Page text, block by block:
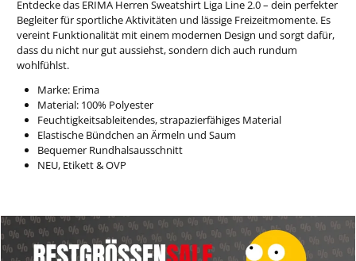
Entdecke das ERIMA Herren Sweatshirt Liga Line 2.0 – dein perfekter
Begleiter für sportliche Aktivitäten und lässige Freizeitmomente. Es
vereint Funktionalität mit einem modernen Design und sorgt dafür,
dass du nicht nur gut aussiehst, sondern dich auch rundum
wohlfühlst.
Marke: Erima
Material: 100% Polyester
Feuchtigkeitsableitendes, strapazierfähiges Material
Elastische Bündchen an Ärmeln und Saum
Bequemer Rundhalsausschnitt
NEU, Etikett & OVP